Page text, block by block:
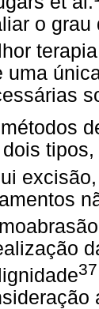
o grau
uma
37